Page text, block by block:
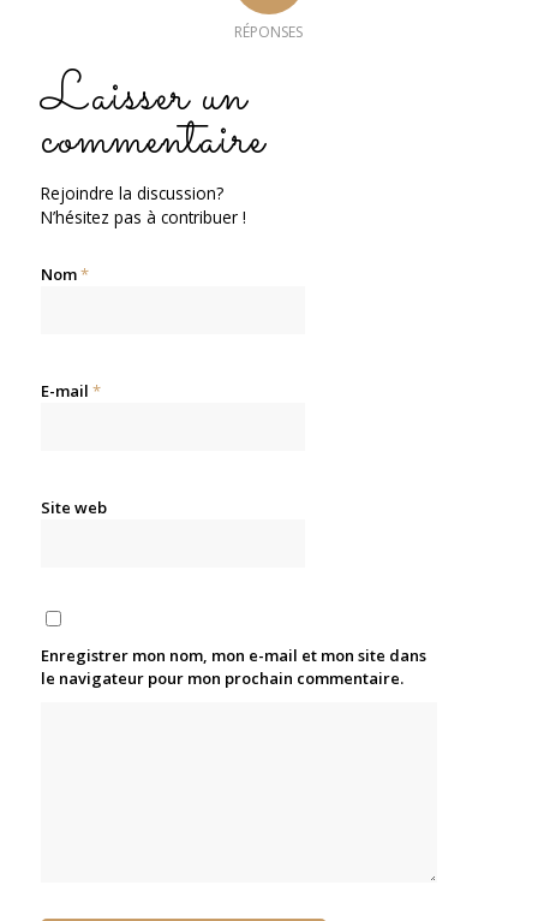
RÉPONSES
Laisser un
commentaire
Rejoindre la discussion?
N’hésitez pas à contribuer !
Nom*
E-mail *
Site web
Enregistrer mon nom, mon e-mail et mon site dans
le navigateur pour mon prochain commentaire.